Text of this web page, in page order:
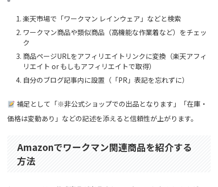
楽天市場で「ワークマン レインウェア」などと検索
ワークマン商品や類似商品（高機能な作業着など）をチェッ
ク
商品ページURLをアフィリエイトリンクに変換（楽天アフィ
リエイト or もしもアフィリエイトで取得）
自分のブログ記事内に設置（「PR」表記を忘れずに）
補足として「※非公式ショップでの出品となります」「在庫・
価格は変動あり」などの記述を添えると信頼性が上がります。
Amazonでワークマン関連商品を紹介する
方法